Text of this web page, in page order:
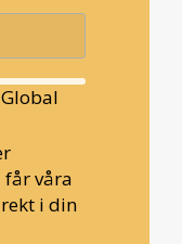
får våra
i din